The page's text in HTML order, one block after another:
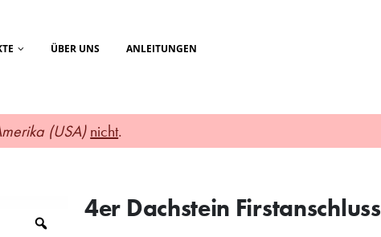
ÜBER UNS ANLEITUNGEN
(USA) nicht.
4er Dachstein Firstanschluss